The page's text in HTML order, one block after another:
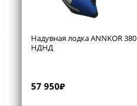
Надувная лодка ANNKOR 380
НДНД
57 950₽